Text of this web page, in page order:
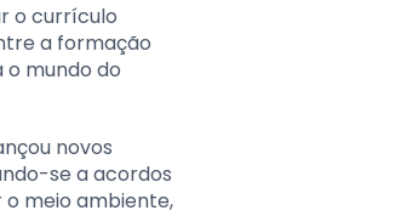
o currículo
a formação
mundo do
novos
se a acordos
meio ambiente,